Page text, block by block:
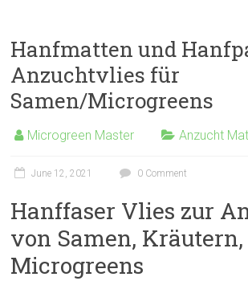
Hanfmatten und
Anzuchtvlies für
Samen/Microgreens
Microgreen Master Anzucht
June 12, 2021 0 Comment
Hanffaser Vlies zur
von Samen, Kräutern,
Microgreens